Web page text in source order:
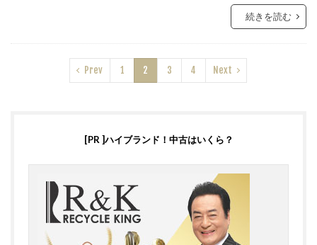
続きを読む
Prev 1 2 3 4 Next
[PR ]ハイブランド！中古はいくら？